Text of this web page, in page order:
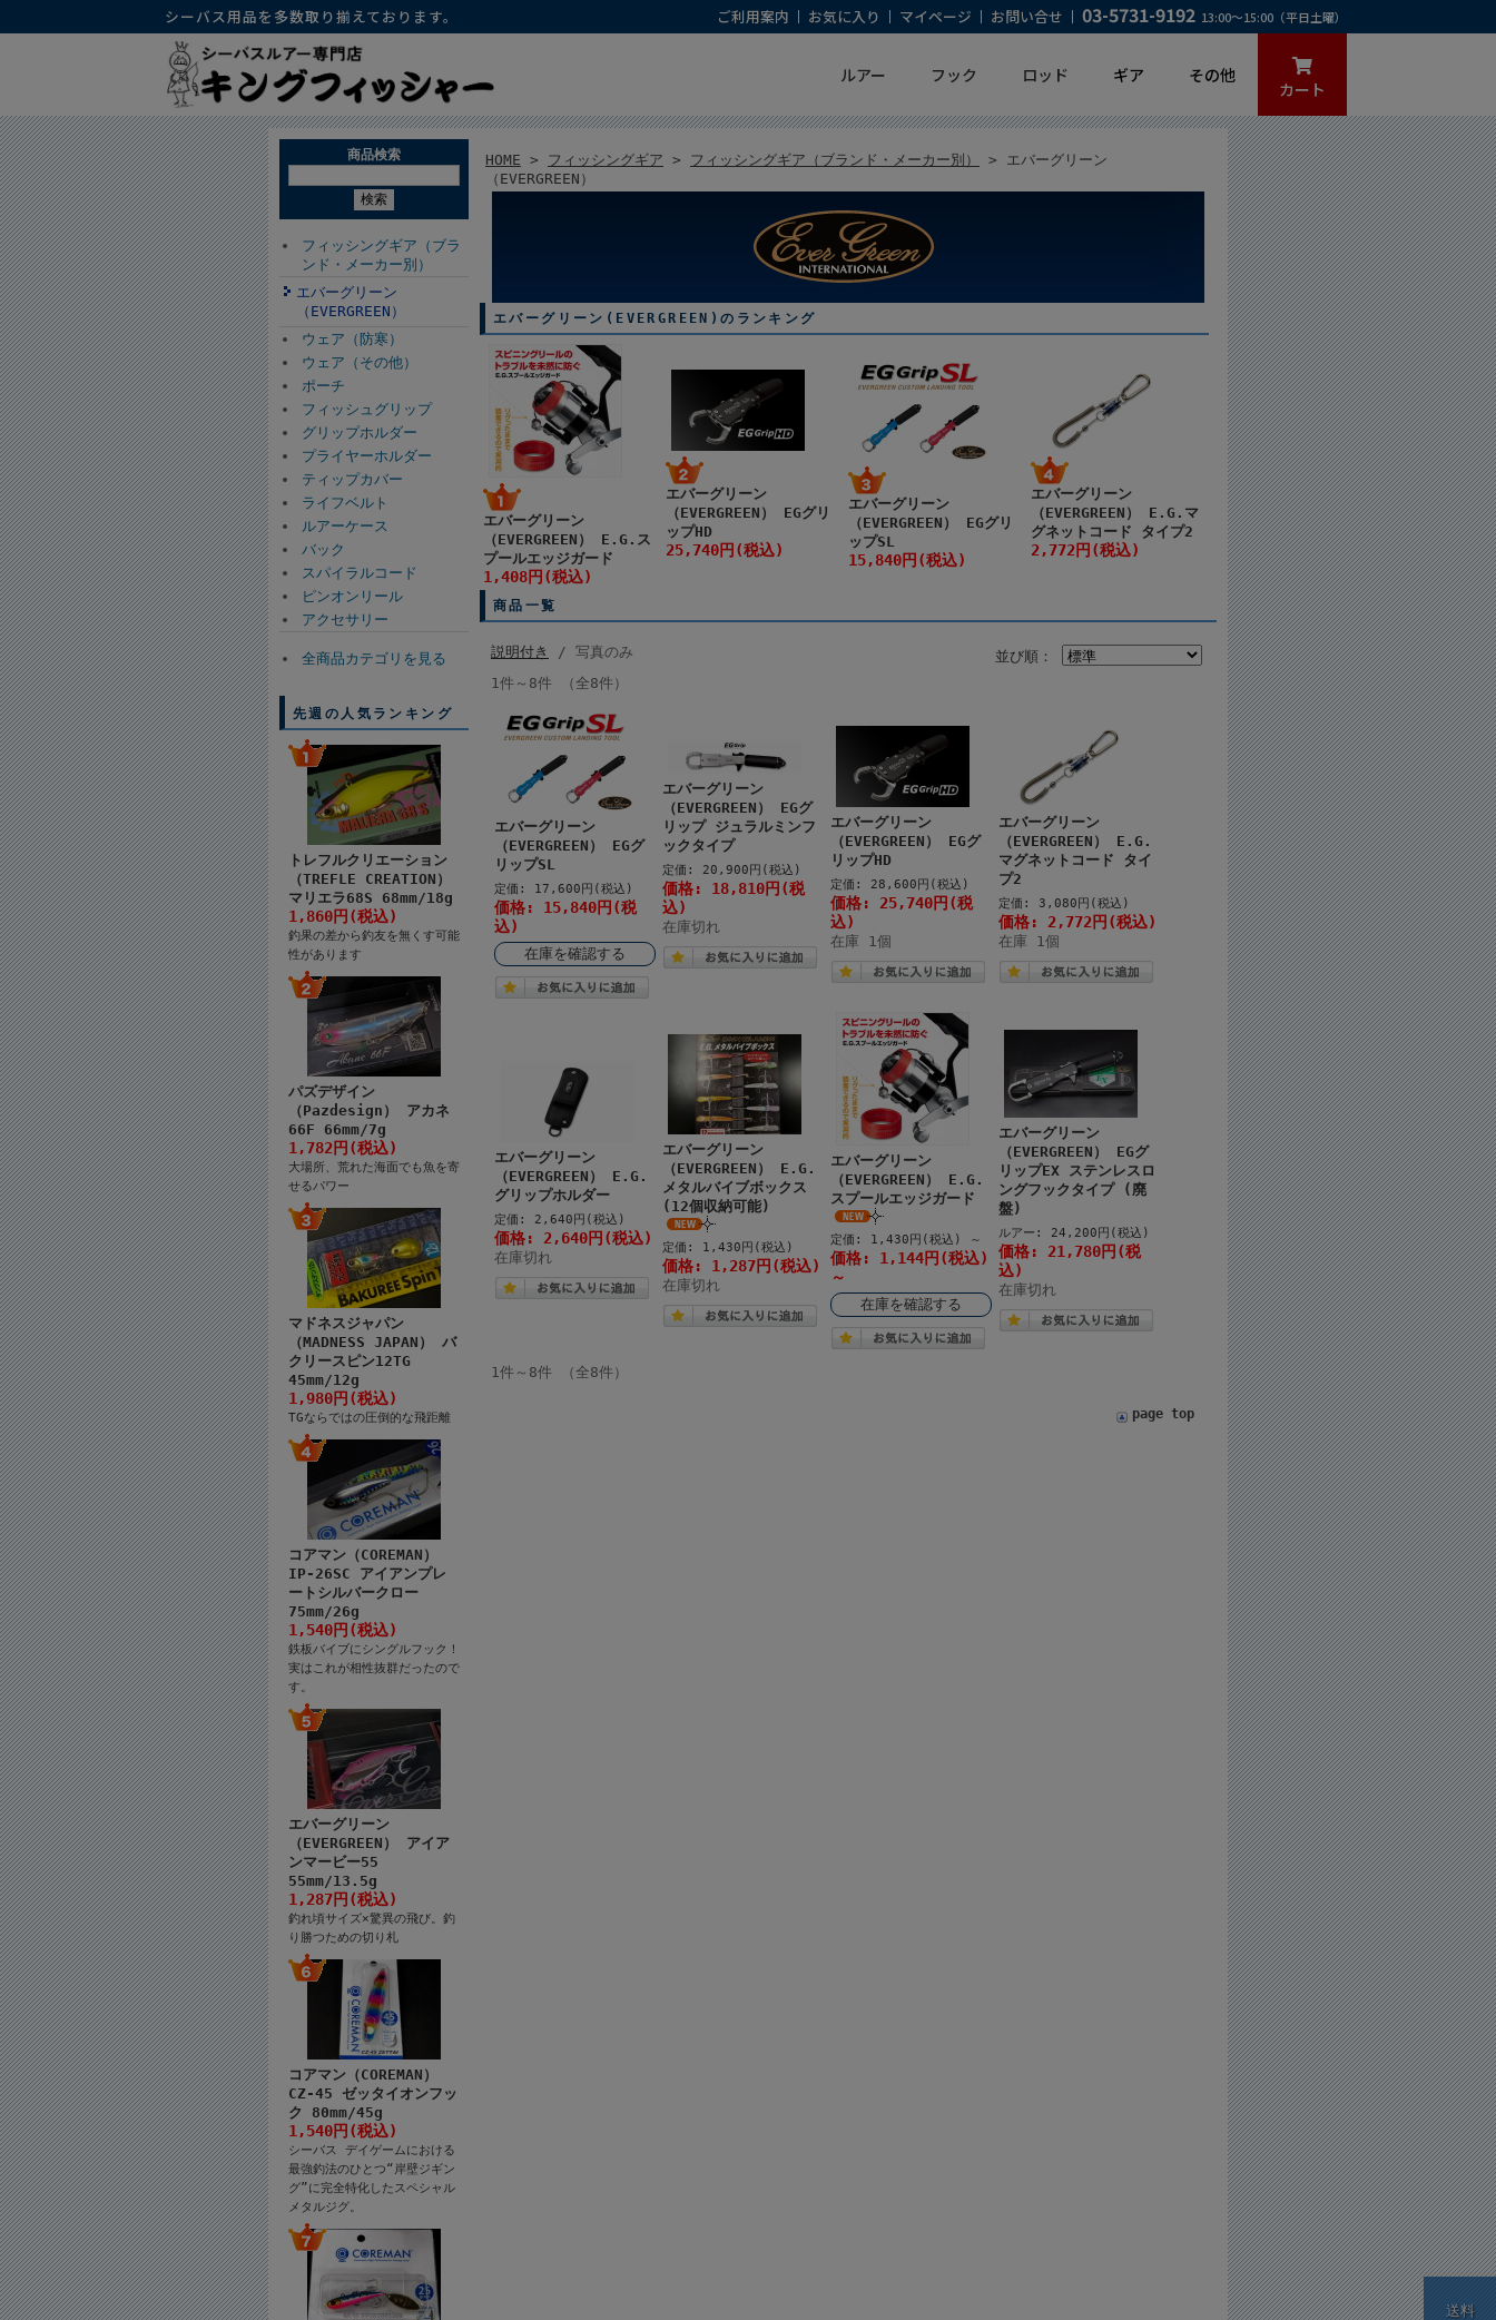
シーバス用品を多数取り揃えております。 ご利用案内 お気に入り マイページ お問い合せ 03-5731-9192 13:00～15:00（平日土曜）
ルアー フック ロッド ギア その他
カート
商品検索
フィッシングギア（ブラ
ンド・メーカー別）
エバーグリーン
（EVERGREEN）
ウェア（防寒）
ウェア（その他）
ポーチ
フィッシュグリップ
グリップホルダー
プライヤーホルダー
ティップカバー
ライフベルト
ルアーケース
バック
スパイラルコード
ピンオンリール
アクセサリー
全商品カテゴリを見る
先週の人気ランキング
トレフルクリエーション
（TREFLE CREATION）
マリエラ68S 68mm/18g
1,860円(税込)
釣果の差から釣友を無くす可能
性があります
パズデザイン
（Pazdesign） アカネ
66F 66mm/7g
1,782円(税込)
大場所、荒れた海面でも魚を寄
せるパワー
マドネスジャパン
（MADNESS JAPAN） バ
クリースピン12TG
45mm/12g
1,980円(税込)
TGならではの圧倒的な飛距離
コアマン（COREMAN）
IP-26SC アイアンプレ
ートシルバークロー
75mm/26g
1,540円(税込)
鉄板バイブにシングルフック！
実はこれが相性抜群だったので
す。
エバーグリーン
（EVERGREEN） アイア
ンマービー55
55mm/13.5g
1,287円(税込)
釣れ頃サイズ×驚異の飛び。釣
り勝つための切り札
コアマン（COREMAN）
CZ-45 ゼッタイオンフッ
ク 80mm/45g
1,540円(税込)
シーバス デイゲームにおける
最強釣法のひとつ“岸壁ジギン
グ”に完全特化したスペシャル
メタルジグ。
HOME > フィッシングギア > フィッシングギア（ブランド・メーカー別）
> エバーグリーン
（EVERGREEN）
エバーグリーン(EVERGREEN)のランキング
エバーグリーン
（EVERGREEN） E.G.ス
プールエッジガード
1,408円(税込)
エバーグリーン
（EVERGREEN） EGグリ
ップHD
25,740円(税込)
エバーグリーン
（EVERGREEN） EGグリ
ップSL
15,840円(税込)
エバーグリーン
（EVERGREEN） E.G.マ
グネットコード タイプ2
2,772円(税込)
商品一覧
並び順：
説明付き
/ 写真のみ
1件～8件 （全8件）
エバーグリーン
（EVERGREEN） EGグ
リップSL
定価: 17,600円(税込)
価格: 15,840円(税
込)
在庫を確認する
エバーグリーン
（EVERGREEN） EGグ
リップ ジュラルミンフ
ックタイプ
定価: 20,900円(税込)
価格: 18,810円(税
込)
在庫切れ
エバーグリーン
（EVERGREEN） EGグ
リップHD
定価: 28,600円(税込)
価格: 25,740円(税
込)
在庫 1個
エバーグリーン
（EVERGREEN） E.G.
マグネットコード タイ
プ2
定価: 3,080円(税込)
価格: 2,772円(税込)
在庫 1個
エバーグリーン
（EVERGREEN） E.G.
グリップホルダー
定価: 2,640円(税込)
価格: 2,640円(税込)
在庫切れ
エバーグリーン
（EVERGREEN） E.G.
メタルバイブボックス
(12個収納可能)
定価: 1,430円(税込)
価格: 1,287円(税込)
在庫切れ
エバーグリーン
（EVERGREEN） E.G.
スプールエッジガード
定価: 1,430円(税込) ～
価格: 1,144円(税込)
～
在庫を確認する
エバーグリーン
（EVERGREEN） EGグ
リップEX ステンレスロ
ングフックタイプ (廃
盤)
ルアー: 24,200円(税込)
価格: 21,780円(税
込)
在庫切れ
1件～8件 （全8件）
page top
送料